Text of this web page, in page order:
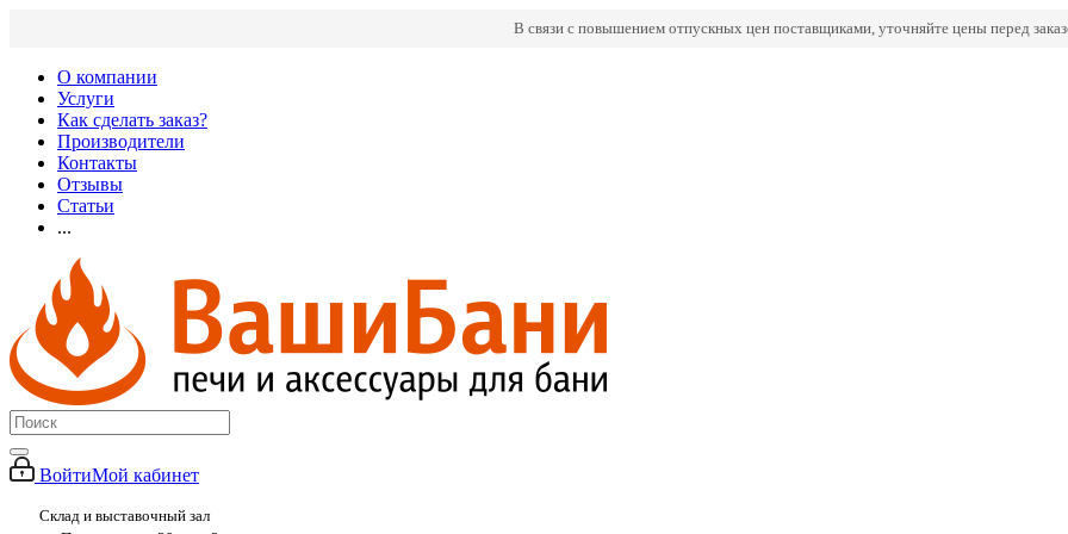
В связи с повышением отпускных цен поставщиками, уточняйте цены перед
О компании
Услуги
Как сделать заказ?
Производители
Контакты
Отзывы
Статьи
...
ВойтиМой кабинет
Склад и выставочный зал